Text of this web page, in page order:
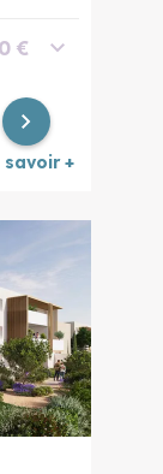
€
€
savoir +